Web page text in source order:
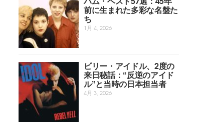
前に生まれた多彩な名盤た
ち
1月 4, 2026
ビリー・アイドル、2度の
来日秘話：“反逆のアイド
ル”と当時の日本担当者
4月 3, 2026